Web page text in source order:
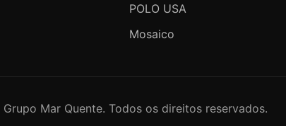
POLO USA
Mosaico
Grupo Mar Quente. Todos os direitos reservados.